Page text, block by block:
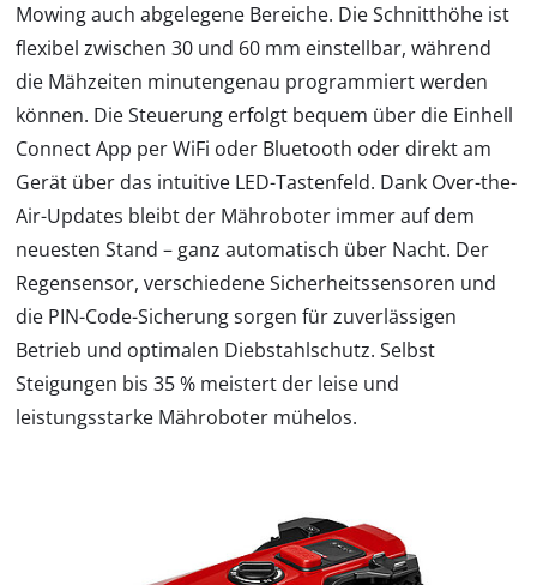
Mowing auch abgelegene Bereiche. Die Schnitthöhe ist
flexibel zwischen 30 und 60 mm einstellbar, während
die Mähzeiten minutengenau programmiert werden
können. Die Steuerung erfolgt bequem über die Einhell
Connect App per WiFi oder Bluetooth oder direkt am
Gerät über das intuitive LED-Tastenfeld. Dank Over-the-
Air-Updates bleibt der Mähroboter immer auf dem
neuesten Stand – ganz automatisch über Nacht. Der
Regensensor, verschiedene Sicherheitssensoren und
die PIN-Code-Sicherung sorgen für zuverlässigen
Betrieb und optimalen Diebstahlschutz. Selbst
Steigungen bis 35 % meistert der leise und
leistungsstarke Mähroboter mühelos.